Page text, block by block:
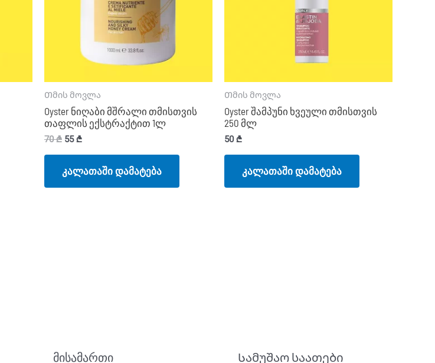
Თმის მოვლა
Oyster ნიღაბი მშრალი თმისთვის
თაფლის ექსტრაქტით 1ლ
70₾ 55₾
კალათაში დამატება
Თმის მოვლა
Oyster შამპუნი ხვეული თმისთვის
250 მლ
50₾
კალათაში დამატება
მისამართი Სამუშაო საათები